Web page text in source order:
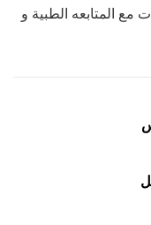
المتابعه الطبية و